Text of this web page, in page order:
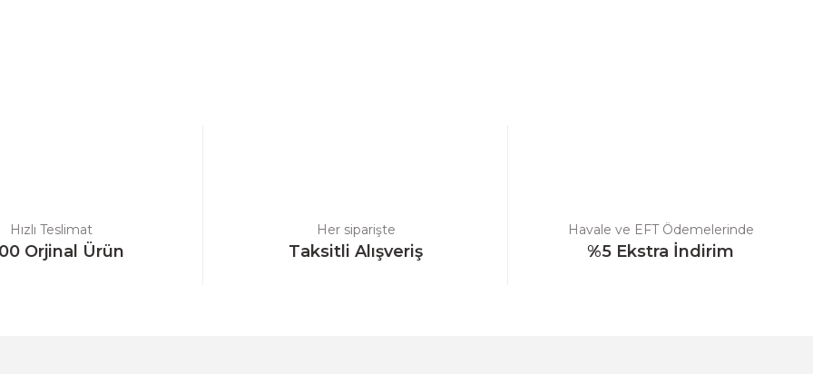
Hızlı Teslimat
Orjinal Ürün
Her siparişte
Taksitli Alışveriş
Havale ve EFT Ödemelerinde
%5 Ekstra İndirim